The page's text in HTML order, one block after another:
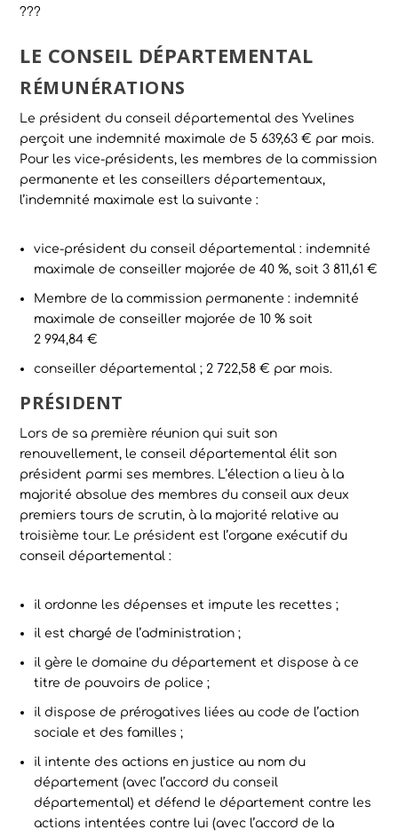
???
LE CONSEIL DÉPARTEMENTAL
RÉMUNÉRATIONS
Le président du conseil départemental des Yvelines
perçoit une indemnité maximale de 5 639,63 € par mois.
Pour les vice-présidents, les membres de la commission
permanente et les conseillers départementaux,
l’indemnité maximale est la suivante :
vice-président du conseil départemental : indemnité
maximale de conseiller majorée de 40 %, soit 3 811,61 €
Membre de la commission permanente : indemnité
maximale de conseiller majorée de 10 % soit
2 994,84 €
conseiller départemental ; 2 722,58 € par mois.
PRÉSIDENT
Lors de sa première réunion qui suit son
renouvellement, le conseil départemental élit son
président parmi ses membres. L’élection a lieu à la
majorité absolue des membres du conseil aux deux
premiers tours de scrutin, à la majorité relative au
troisième tour. Le président est l’organe exécutif du
conseil départemental :
il ordonne les dépenses et impute les recettes ;
il est chargé de l’administration ;
il gère le domaine du département et dispose à ce
titre de pouvoirs de police ;
il dispose de prérogatives liées au code de l’action
sociale et des familles ;
il intente des actions en justice au nom du
département (avec l’accord du conseil
départemental) et défend le département contre les
actions intentées contre lui (avec l’accord de la